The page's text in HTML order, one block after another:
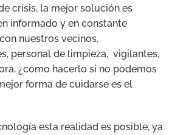
crisis, la mejor solución es
informado y en constante
nuestros vecinos,
personal de limpieza, vigilantes,
¿cómo hacerlo si no podemos
forma de cuidarse es el
esta realidad es posible, ya